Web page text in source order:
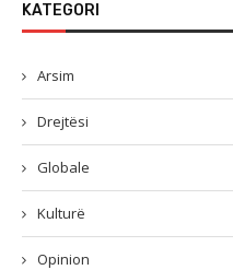
KATEGORI
Arsim
Drejtësi
Globale
Kulturë
Opinion